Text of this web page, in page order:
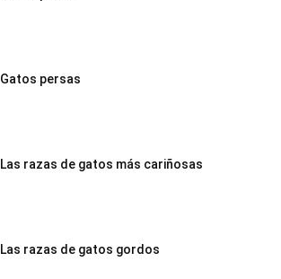
Gatos persas
Las razas de gatos más cariñosas
Las razas de gatos gordos